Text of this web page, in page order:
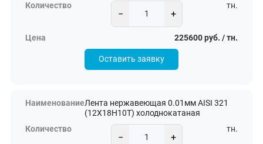
− +
тн.
225600 руб. / тн.
Оставить заявку
Лента нержавеющая 0.01мм AISI 321
(12Х18Н10Т) холоднокатаная
− +
тн.